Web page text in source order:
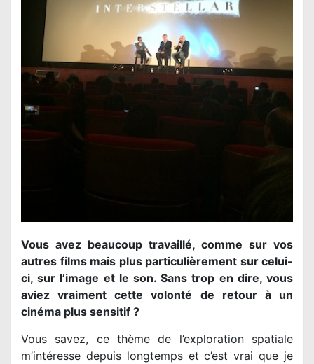
Vous avez beaucoup travaillé, comme sur vos
autres films mais plus particulièrement sur celui-
ci, sur l’image et le son. Sans trop en dire, vous
aviez vraiment cette volonté de retour à un
cinéma plus sensitif ?
Vous savez, ce thème de l’exploration spatiale
m’intéresse depuis longtemps et c’est vrai que je